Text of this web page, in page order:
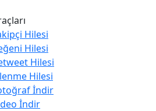
Hilesi
Hilesi
Hilesi
Hilesi
İndir
İndir